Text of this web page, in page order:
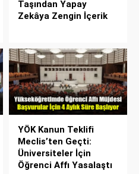
Taşından Yapay
Zekâya Zengin İçerik
YÖK Kanun Teklifi
Meclis’ten Geçti:
Üniversiteler İçin
Öğrenci Affı Yasalaştı